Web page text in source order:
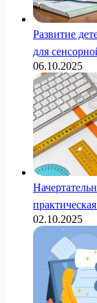
Развитие
для
06.10.2025
02.10.2025